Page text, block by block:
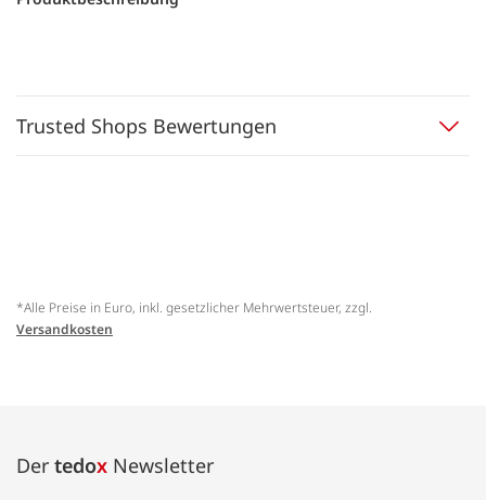
Trusted Shops Bewertungen
*Alle Preise in Euro, inkl. gesetzlicher Mehrwertsteuer, zzgl.
Versandkosten
Der tedox Newsletter